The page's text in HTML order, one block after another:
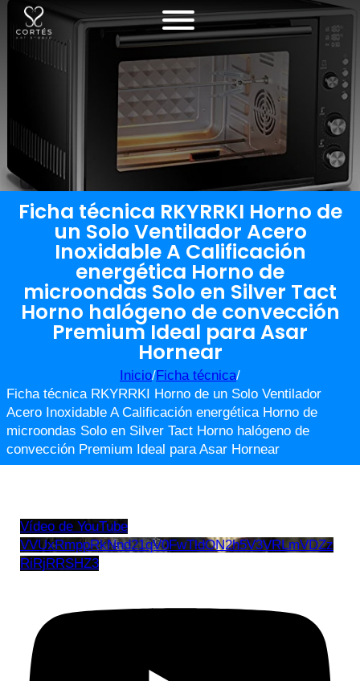
Ficha técnica RKYRRKI Horno de
un Solo Ventilador Acero
Inoxidable A Calificación
energética Horno de
microondas Solo en Silver Tact
Horno halógeno de convección
Premium Ideal para Asar
Hornear
Inicio/Ficha técnica/
Ficha técnica RKYRRKI Horno de un Solo Ventilador
Acero Inoxidable A Calificación energética Horno de
microondas Solo en Silver Tact Horno halógeno de
convección Premium Ideal para Asar Hornear
Vídeo de YouTube
VVUxRmppRkNnd21qV0FwTldON2h5V3VRLmVDZz
RiRjRRSHZ3